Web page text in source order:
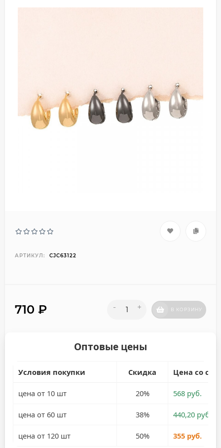
АРТИКУЛ: CJC63122
710 ₽ - + В КОРЗИНУ
Оптовые цены
Условия покупки Скидка Цена со
цена от 10 шт 20% 568 руб.
цена от 60 шт 38% 440,20 руб.
цена от 120 шт 50% 355 руб.